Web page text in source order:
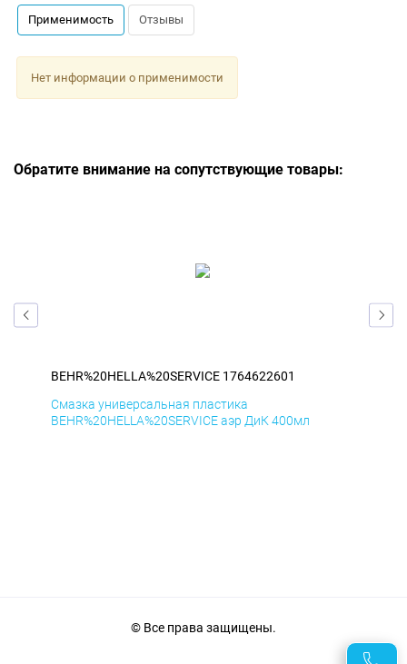
Применимость Отзывы
Нет информации о применимости
Обратите внимание на сопутствующие товары:
BEHR%20HELLA%20SERVICE 1764622601
Смазка универсальная пластика
BEHR%20HELLA%20SERVICE аэр ДиК 400мл
© Все права защищены.